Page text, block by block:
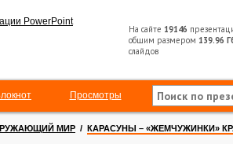
На сайте 19146
общим размером 139.96
слайдов
Просмотры
МИР / КАРАСУНЫ – «ЖЕМЧУЖИНКИ»